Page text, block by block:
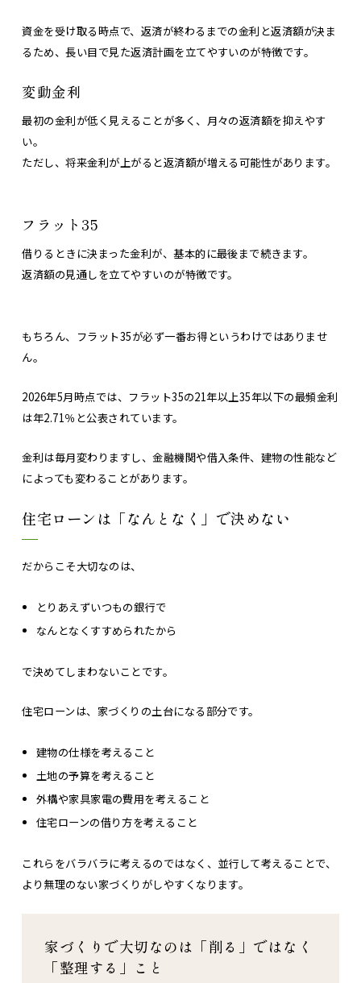
資金を受け取る時点で、返済が終わるまでの金利と返済額が決ま
るため、長い目で見た返済計画を立てやすいのが特徴です。
変動金利
最初の金利が低く見えることが多く、月々の返済額を抑えやす
い。
ただし、将来金利が上がると返済額が増える可能性があります。
フラット35
借りるときに決まった金利が、基本的に最後まで続きます。
返済額の見通しを立てやすいのが特徴です。
もちろん、フラット35が必ず一番お得というわけではありませ
ん。
2026年5月時点では、フラット35の21年以上35年以下の最頻金利
は年2.71％と公表されています。
金利は毎月変わりますし、金融機関や借入条件、建物の性能など
によっても変わることがあります。
住宅ローンは「なんとなく」で決めない
だからこそ大切なのは、
とりあえずいつもの銀行で
なんとなくすすめられたから
で決めてしまわないことです。
住宅ローンは、家づくりの土台になる部分です。
建物の仕様を考えること
土地の予算を考えること
外構や家具家電の費用を考えること
住宅ローンの借り方を考えること
これらをバラバラに考えるのではなく、並行して考えることで、
より無理のない家づくりがしやすくなります。
家づくりで大切なのは「削る」ではなく
「整理する」こと